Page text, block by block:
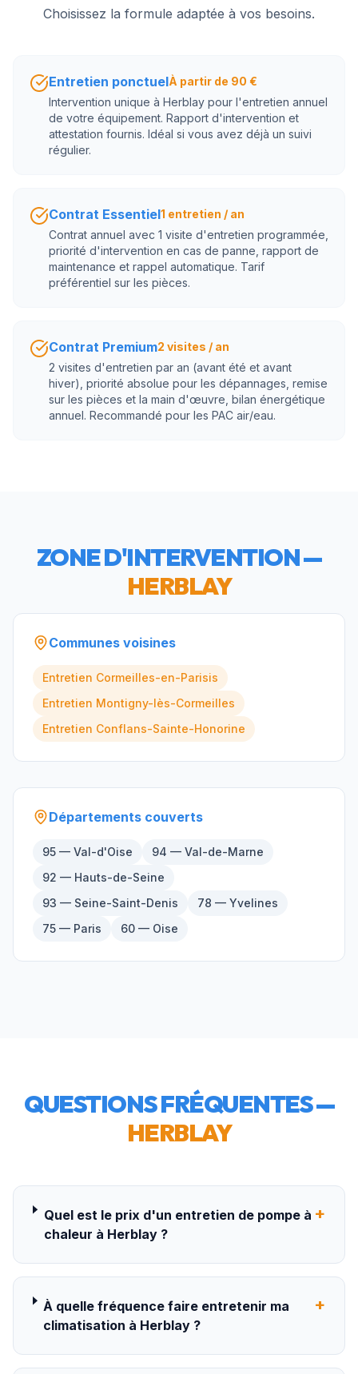
Choisissez la formule adaptée à vos besoins.
Entretien ponctuelÀ partir de 90 €
Intervention unique à Herblay pour l'entretien annuel
de votre équipement. Rapport d'intervention et
attestation fournis. Idéal si vous avez déjà un suivi
régulier.
Contrat Essentiel1 entretien / an
Contrat annuel avec 1 visite d'entretien programmée,
priorité d'intervention en cas de panne, rapport de
maintenance et rappel automatique. Tarif
préférentiel sur les pièces.
Contrat Premium2 visites / an
2 visites d'entretien par an (avant été et avant
hiver), priorité absolue pour les dépannages, remise
sur les pièces et la main d'œuvre, bilan énergétique
annuel. Recommandé pour les PAC air/eau.
ZONE D'INTERVENTION —
HERBLAY
Communes voisines
Entretien Cormeilles-en-Parisis
Entretien Montigny-lès-Cormeilles
Entretien Conflans-Sainte-Honorine
Départements couverts
95 — Val-d'Oise
94 — Val-de-Marne
92 — Hauts-de-Seine
93 — Seine-Saint-Denis
78 — Yvelines
75 — Paris
60 — Oise
QUESTIONS FRÉQUENTES —
HERBLAY
Quel est le prix d'un entretien de pompe à
chaleur à Herblay ?
+
À quelle fréquence faire entretenir ma
climatisation à Herblay ?
+